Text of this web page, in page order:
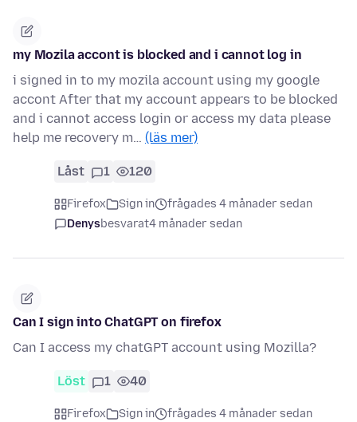
my Mozila accont is blocked and i cannot log in
i signed in to my mozila account using my google
accont After that my account appears to be blocked
and i cannot access login or access my data please
help me recovery m… (läs mer)
Låst 1 120
Firefox Sign in
frågades 4 månader sedan
Denysbesvarat4 månader sedan
Can I sign into ChatGPT on firefox
Can I access my chatGPT account using Mozilla?
Löst 1 40
Firefox Sign in
frågades 4 månader sedan